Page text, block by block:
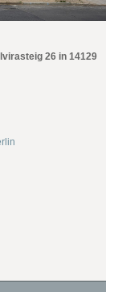
26 in 14129